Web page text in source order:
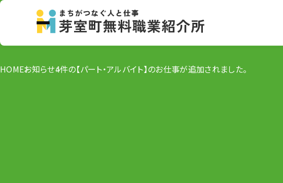
HOMEお知らせ4件の【パート・アルバイト】のお仕事が追加されました。